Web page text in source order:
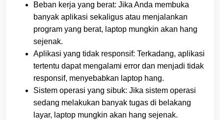
Beban kerja yang berat: Jika Anda membuka
banyak aplikasi sekaligus atau menjalankan
program yang berat, laptop mungkin akan hang
sejenak.
Aplikasi yang tidak responsif: Terkadang, aplikasi
tertentu dapat mengalami error dan menjadi tidak
responsif, menyebabkan laptop hang.
Sistem operasi yang sibuk: Jika sistem operasi
sedang melakukan banyak tugas di belakang
layar, laptop mungkin akan hang sejenak.